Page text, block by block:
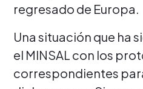
regresado de Europa.
Una situación que ha
el MINSAL con los
correspondientes